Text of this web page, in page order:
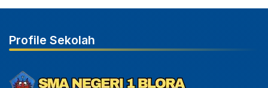
Profile Sekolah